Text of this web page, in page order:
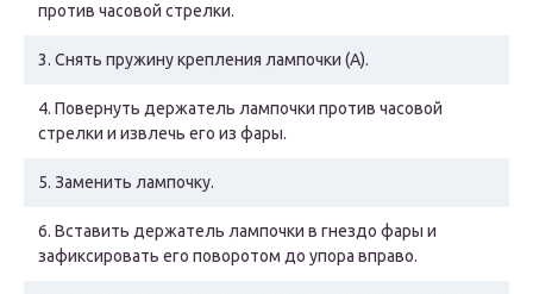
против часовой стрелки.
3. Снять пружину крепления лампочки (А).
4. Повернуть держатель лампочки против часовой
стрелки и извлечь его из фары.
5. Заменить лампочку.
6. Вставить держатель лампочки в гнездо фары и
зафиксировать его поворотом до упора вправо.